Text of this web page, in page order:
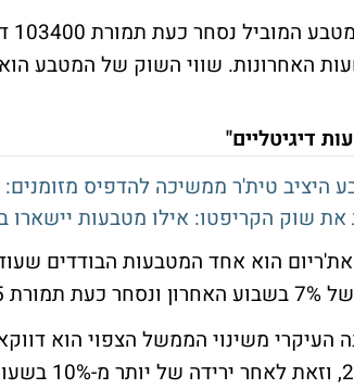
שווי השוק של המטבע הוא כ-2 טריליון
דיגיטליים"
טית'ר ממשיכה להדפיס מזומנים: הרווח זינק ל-
שוק הקריפטו: אילו מטבעות יישארו
הוא אחד המטבעות הבודדים
למטבע.
העיקרי משינוי הממשל הצפוי הוא
53%